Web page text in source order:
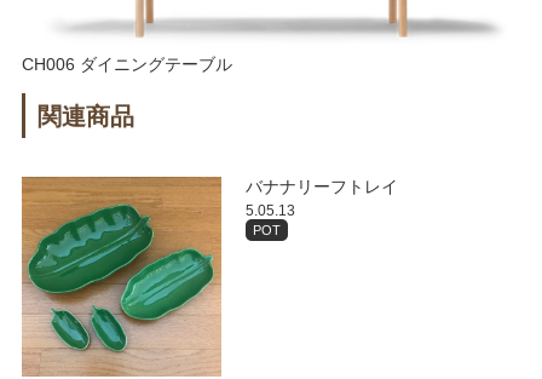
CH006 ダイニングテーブル
関連商品
バナナリーフトレイ
5.05.13
POT